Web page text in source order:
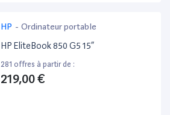
HP - Ordinateur portable
HP EliteBook 850 G5 15”
281 offres à partir de :
219,00 €